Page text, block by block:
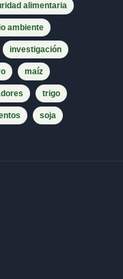
alimentaria
ambiente
investigación
maíz
trigo
soja